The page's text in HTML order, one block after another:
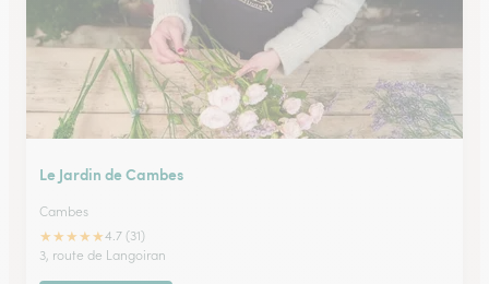
Le Jardin de Cambes
Cambes
★★★★★4.7 (31)
3, route de Langoiran